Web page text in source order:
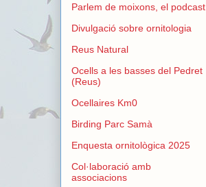
Parlem de moixons, el podcast
Divulgació sobre ornitologia
Reus Natural
Ocells a les basses del Pedret
(Reus)
Ocellaires Km0
Birding Parc Samà
Enquesta ornitològica 2025
Col·laboració amb
associacions